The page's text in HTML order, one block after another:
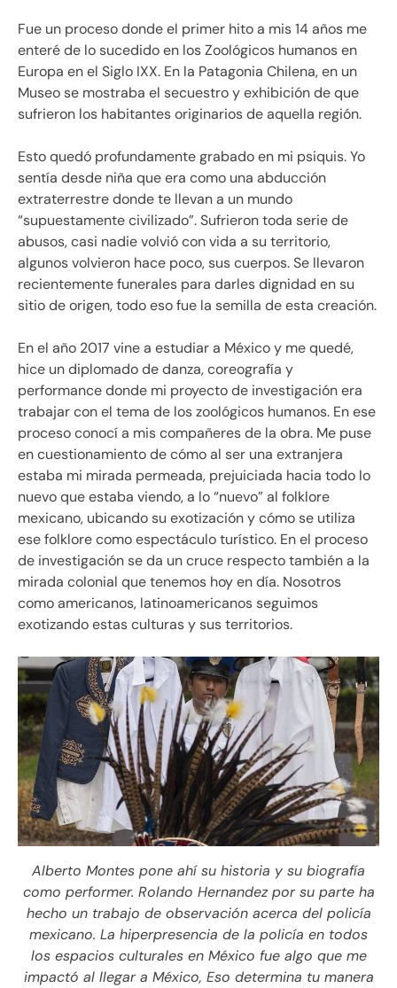
Fue un proceso donde el primer hito a mis 14 años me
enteré de lo sucedido en los Zoológicos humanos en
Europa en el Siglo IXX. En la Patagonia Chilena, en un
Museo se mostraba el secuestro y exhibición de que
sufrieron los habitantes originarios de aquella región.
Esto quedó profundamente grabado en mi psiquis. Yo
sentía desde niña que era como una abducción
extraterrestre donde te llevan a un mundo
“supuestamente civilizado”. Sufrieron toda serie de
abusos, casi nadie volvió con vida a su territorio,
algunos volvieron hace poco, sus cuerpos. Se llevaron
recientemente funerales para darles dignidad en su
sitio de origen, todo eso fue la semilla de esta creación.
En el año 2017 vine a estudiar a México y me quedé,
hice un diplomado de danza, coreografía y
performance donde mi proyecto de investigación era
trabajar con el tema de los zoológicos humanos. En ese
proceso conocí a mis compañeres de la obra. Me puse
en cuestionamiento de cómo al ser una extranjera
estaba mi mirada permeada, prejuiciada hacia todo lo
nuevo que estaba viendo, a lo “nuevo” al folklore
mexicano, ubicando su exotización y cómo se utiliza
ese folklore como espectáculo turístico. En el proceso
de investigación se da un cruce respecto también a la
mirada colonial que tenemos hoy en día. Nosotros
como americanos, latinoamericanos seguimos
exotizando estas culturas y sus territorios.
Alberto Montes pone ahí su historia y su biografía
como performer. Rolando Hernandez por su parte ha
hecho un trabajo de observación acerca del policía
mexicano. La hiperpresencia de la policía en todos
los espacios culturales en México fue algo que me
impactó al llegar a México, Eso determina tu manera